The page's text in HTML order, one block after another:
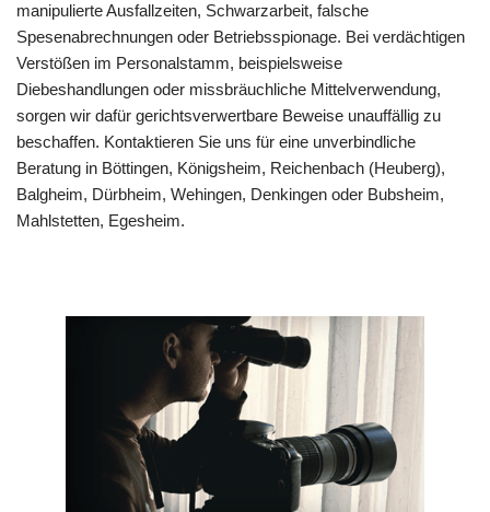
manipulierte Ausfallzeiten, Schwarzarbeit, falsche
Spesenabrechnungen oder Betriebsspionage. Bei verdächtigen
Verstößen im Personalstamm, beispielsweise
Diebeshandlungen oder missbräuchliche Mittelverwendung,
sorgen wir dafür gerichtsverwertbare Beweise unauffällig zu
beschaffen. Kontaktieren Sie uns für eine unverbindliche
Beratung in Böttingen, Königsheim, Reichenbach (Heuberg),
Balgheim, Dürbheim, Wehingen, Denkingen oder Bubsheim,
Mahlstetten, Egesheim.